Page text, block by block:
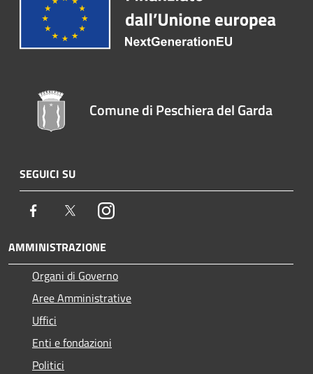
Comune di Peschiera del Garda
SEGUICI SU
Facebook TwitterInstagram
AMMINISTRAZIONE
Organi di Governo
Aree Amministrative
Uffici
Enti e fondazioni
Politici